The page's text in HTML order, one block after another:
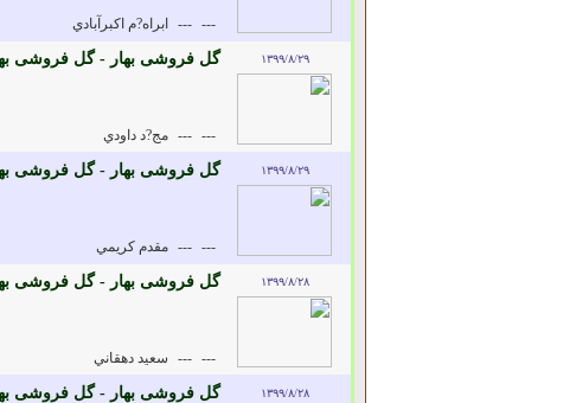
---
--- ابراه?م اکبرآبادي
۱۳۹۹/۸/۲۹ گل فروشی بهار - گل فروشی
---
--- مج?د داودي
۱۳۹۹/۸/۲۹ گل فروشی بهار - گل فروشی
---
--- مقدم کريمي
۱۳۹۹/۸/۲۸ گل فروشی بهار - گل فروشی
---
--- سعيد دهقاني
۱۳۹۹/۸/۲۸ گل فروشی بهار - گل فروشی